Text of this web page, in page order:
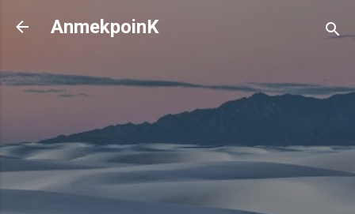
기본 콘텐츠로 건너뛰기
AnmekpoinK